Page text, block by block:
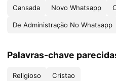
Cansada Novo Whatsapp
De Administração No Whatsapp
Palavras-chave
Religioso Cristao